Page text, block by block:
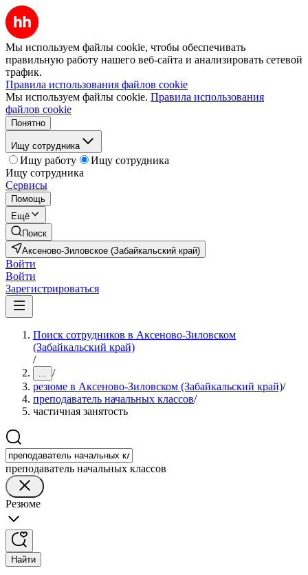
Мы используем файлы cookie, чтобы обеспечивать
правильную работу нашего веб-сайта и анализировать сетевой
трафик.
Правила использования файлов cookie
Мы используем файлы cookie. Правила использования
файлов cookie
Понятно
Ищу сотрудника
Ищу работу
Ищу сотрудника
Ищу сотрудника
Сервисы
Помощь
Ещё
Поиск
Аксеново-Зиловское (Забайкальский край)
Войти
Войти
Зарегистрироваться
Поиск сотрудников в Аксеново-Зиловском
(Забайкальский край)
/
... /
резюме в Аксеново-Зиловском (Забайкальский край)/
преподаватель начальных классов/
частичная занятость
преподаватель начальных классов
Резюме
Найти